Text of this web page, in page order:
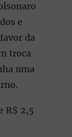
e
da
troca
uma
R$ 2,5